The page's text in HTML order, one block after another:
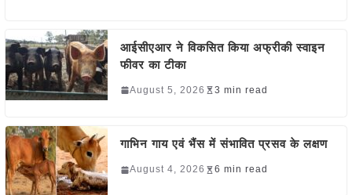
आईसीएआर ने विकसित किया अफ्रीकी स्वाइन
फीवर का टीका
August 5, 2026 3 min read
गाभिन गाय एवं भैंस में संभावित प्रसव के लक्षण
August 4, 2026 6 min read